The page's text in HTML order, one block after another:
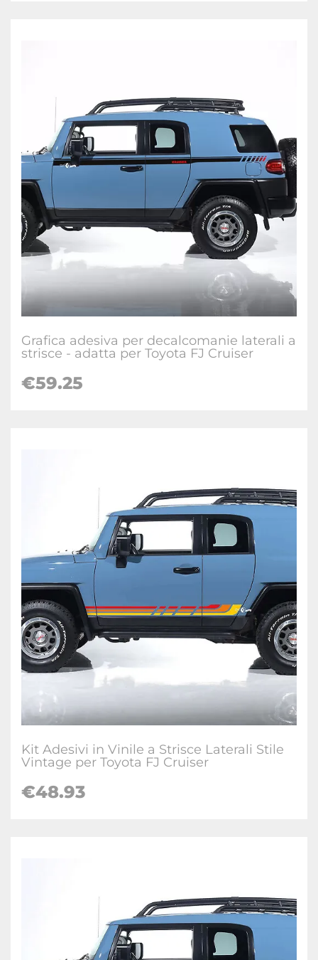
Grafica adesiva per decalcomanie laterali a
strisce - adatta per Toyota FJ Cruiser
€59.25
Kit Adesivi in Vinile a Strisce Laterali Stile
Vintage per Toyota FJ Cruiser
€48.93